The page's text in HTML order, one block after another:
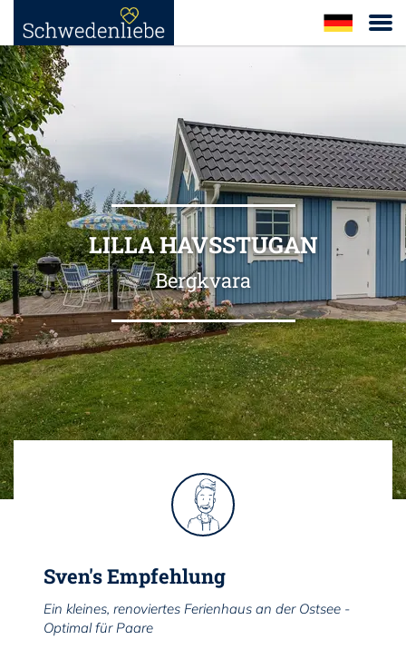
LILLA HAVSSTUGAN
Bergkvara
Sven's Empfehlung
Ein kleines, renoviertes Ferienhaus an der Ostsee -
Optimal für Paare